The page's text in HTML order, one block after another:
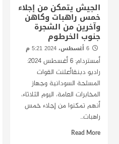
الجيش يتمكن من إجلاء
خمس راهبات وكاهن
وآخرين من الشجرة
جنوب الخرطوم
6 أغسطس، 2024 5:21 م
أمستردام: 6 أغسطس 2024:
راديو دبنقاأعلنت القوات
المسلحة السودانية وجهاز
المخابرات العامة، اليوم الثلاثاء،
أنهم تمكنوا من إجلاء خمس
راهبات...
Read More